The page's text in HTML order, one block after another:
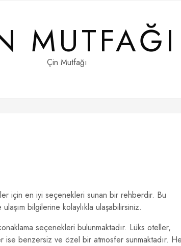
MUTFAĞI
Çin Mutfağı
için en iyi seçenekleri sunan bir rehberdir. Bu
bilgilerine kolaylıkla ulaşabilirsiniz.
seçenekleri bulunmaktadır. Lüks oteller,
ise benzersiz ve özel bir atmosfer sunmaktadır.